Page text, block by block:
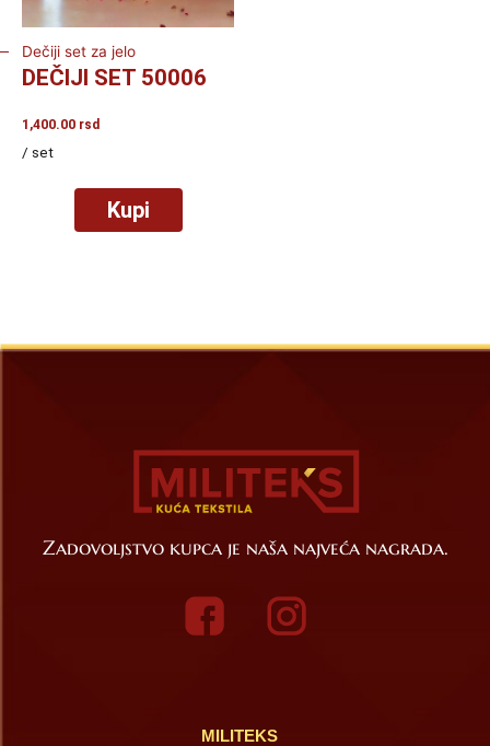
Dečiji set za jelo
DEČIJI SET 50006
1,400.00 rsd
/ set
Kupi
Zadovoljstvo kupca je naša najveća nagrada.
MILITEKS